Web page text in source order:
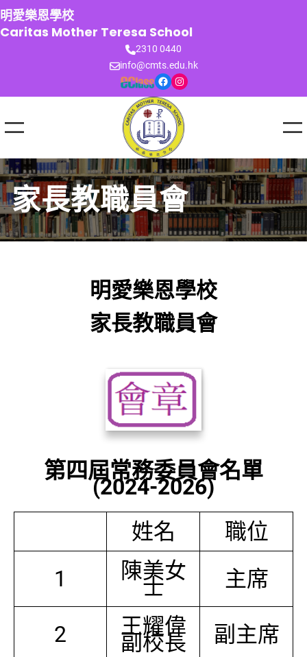
跳
至
主
明愛樂恩學校
Caritas Mother Teresa School
2310 0440
info@cmts.edu.hk
Facebook Instagram
家長教職員會
明愛樂恩學校
家長教職員會
第四屆常務委員會名單
(2024-2026)
姓名
職位
1
陳美女
士 主席
2 王耀偉
副校長 副主席